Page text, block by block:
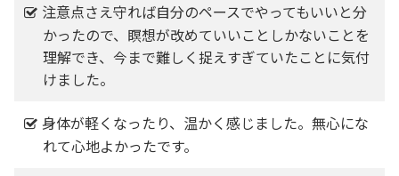
注意点さえ守れば自分のペースでやってもいいと分
かったので、瞑想が改めていいことしかないことを
理解でき、今まで難しく捉えすぎていたことに気付
けました。
身体が軽くなったり、温かく感じました。無心にな
れて心地よかったです。